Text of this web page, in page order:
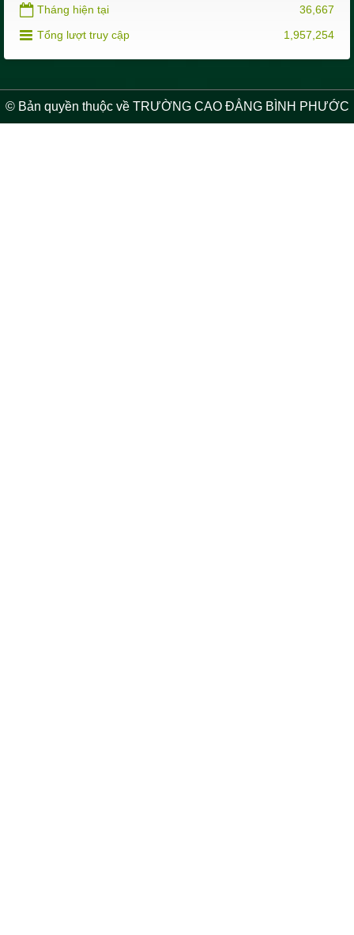
Tháng hiện tại
36,667
Tổng lượt truy cập
1,957,254
© Bản quyền thuộc về TRƯỜNG CAO ĐẲNG BÌNH PHƯỚC